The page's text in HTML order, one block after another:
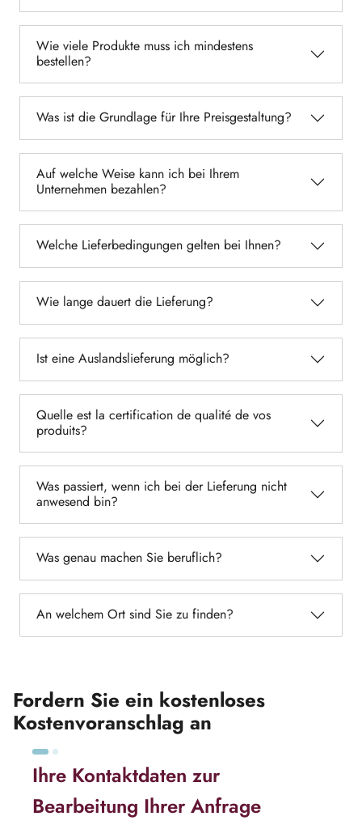
Wie viele Produkte muss ich mindestens
bestellen?
Was ist die Grundlage für Ihre Preisgestaltung?
Auf welche Weise kann ich bei Ihrem
Unternehmen bezahlen?
Welche Lieferbedingungen gelten bei Ihnen?
Wie lange dauert die Lieferung?
Ist eine Auslandslieferung möglich?
Quelle est la certification de qualité de vos
produits?
Was passiert, wenn ich bei der Lieferung nicht
anwesend bin?
Was genau machen Sie beruflich?
An welchem Ort sind Sie zu finden?
Fordern Sie ein kostenloses
Kostenvoranschlag an
Ihre Kontaktdaten zur
Bearbeitung Ihrer Anfrage